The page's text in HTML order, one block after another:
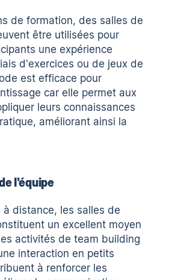
de formation, des salles de
être utilisées pour
une expérience
d'exercices ou de jeux de
est efficace pour
car elle permet aux
leurs connaissances
améliorant ainsi la
l'équipe
à distance, les salles de
un excellent moyen
activités de team building
interaction en petits
à renforcer les